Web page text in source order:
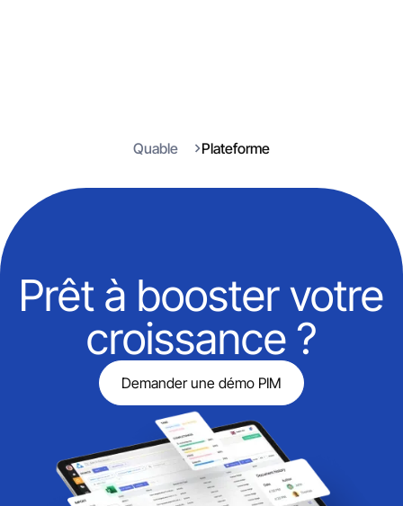
Quable Plateforme
Prêt à booster votre
croissance ?
Demander une démo PIM